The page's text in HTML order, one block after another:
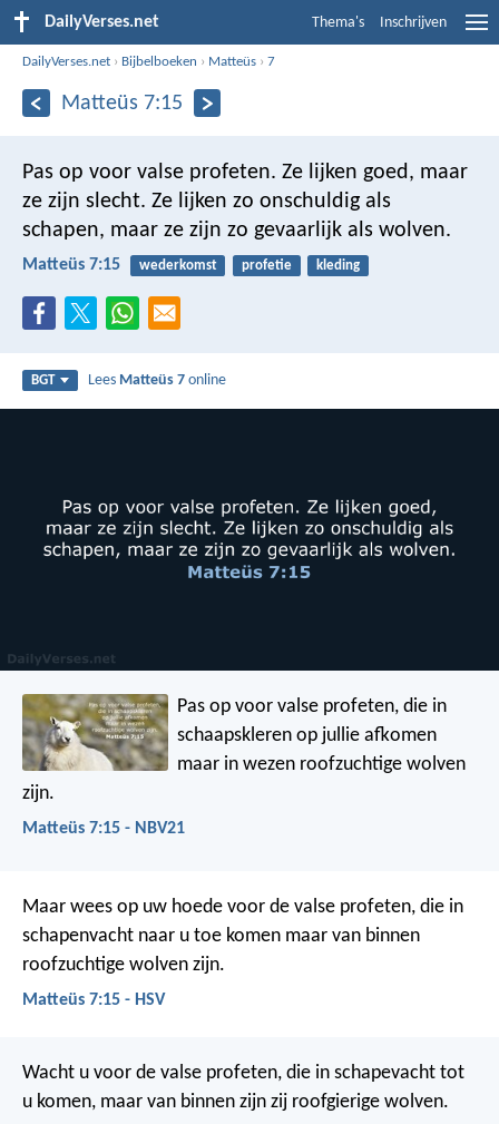
DailyVerses.net Thema's Inschrijven
DailyVerses.net › Bijbelboeken › Matteüs ›7
Matteüs 7:15
Pas op voor valse profeten. Ze lijken goed, maar
ze zijn slecht. Ze lijken zo onschuldig als
schapen, maar ze zijn zo gevaarlijk als wolven.
Matteüs 7:15 wederkomst profetie kleding
BGT Lees Matteüs 7 online
Pas op voor valse profeten, die in
schaapskleren op jullie afkomen
maar in wezen roofzuchtige wolven
zijn.
Matteüs 7:15 - NBV21
Maar wees op uw hoede voor de valse profeten, die in
schapenvacht naar u toe komen maar van binnen
roofzuchtige wolven zijn.
Matteüs 7:15 - HSV
Wacht u voor de valse profeten, die in schapevacht tot
u komen, maar van binnen zijn zij roofgierige wolven.